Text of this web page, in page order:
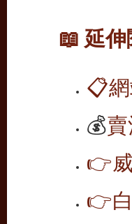
📖 延
📋
💰
👉
👉